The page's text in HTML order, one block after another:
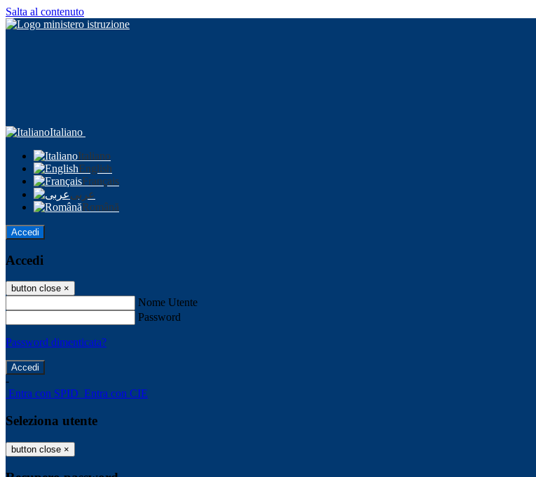
Salta al contenuto
Italiano
Italiano
English
Français
عربى
Română
Accedi
Accedi
button close ×
Nome Utente
Password
Password dimenticata?
-
Entra con SPID Entra con CIE
Seleziona utente
button close ×